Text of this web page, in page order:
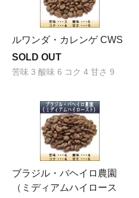
ルワンダ・カレンゲ CWS
SOLD OUT
苦味 3 酸味 6 コク 4 甘さ 9
ブラジル・バヘイロ農園
（ミディアムハイロース